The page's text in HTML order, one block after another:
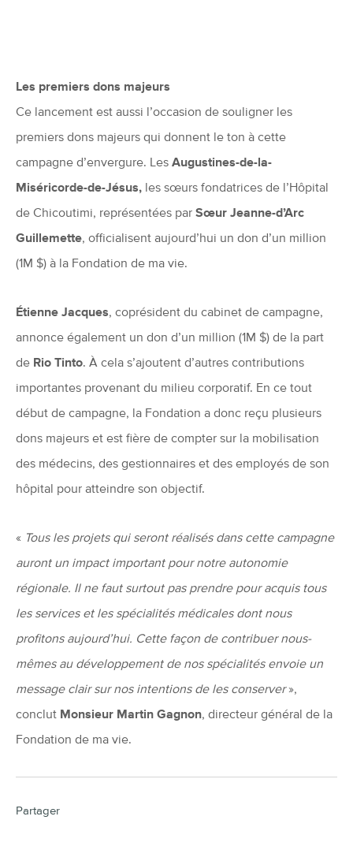
Les premiers dons majeurs
Ce lancement est aussi l’occasion de souligner les
premiers dons majeurs qui donnent le ton à cette
campagne d’envergure. Les Augustines-de-la-
Miséricorde-de-Jésus, les sœurs fondatrices de l’Hôpital
de Chicoutimi, représentées par Sœur Jeanne-d’Arc
Guillemette, officialisent aujourd’hui un don d’un million
(1M $) à la Fondation de ma vie.
Étienne Jacques, coprésident du cabinet de campagne,
annonce également un don d’un million (1M $) de la part
de Rio Tinto. À cela s’ajoutent d’autres contributions
importantes provenant du milieu corporatif. En ce tout
début de campagne, la Fondation a donc reçu plusieurs
dons majeurs et est fière de compter sur la mobilisation
des médecins, des gestionnaires et des employés de son
hôpital pour atteindre son objectif.
« Tous les projets qui seront réalisés dans cette campagne
auront un impact important pour notre autonomie
régionale. Il ne faut surtout pas prendre pour acquis tous
les services et les spécialités médicales dont nous
profitons aujourd’hui. Cette façon de contribuer nous-
mêmes au développement de nos spécialités envoie un
message clair sur nos intentions de les conserver»,
conclut Monsieur Martin Gagnon, directeur général de la
Fondation de ma vie.
Partager